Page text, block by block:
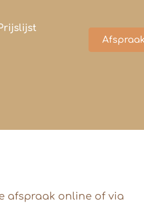
afspraak online of via